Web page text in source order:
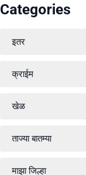
Categories
इतर
क्राईम
खेळ
ताज्या बातम्या
माझा जिल्हा